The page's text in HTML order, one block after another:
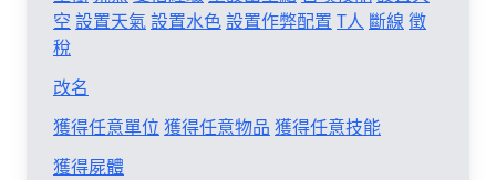
空 設置天氣設置水色設置作弊配置 T人 斷線 徵
稅
改名
獲得任意單位 獲得任意物品 獲得任意技能
獲得屍體